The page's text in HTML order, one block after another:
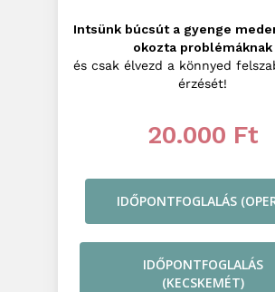
Intsünk búcsút a gyenge
okozta problémáknak
és csak élvezd a könnyed
érzését!
20.000 Ft
IDŐPONTFOGLALÁS
IDŐPONTFOGLALÁS
(KECSKEMÉT)